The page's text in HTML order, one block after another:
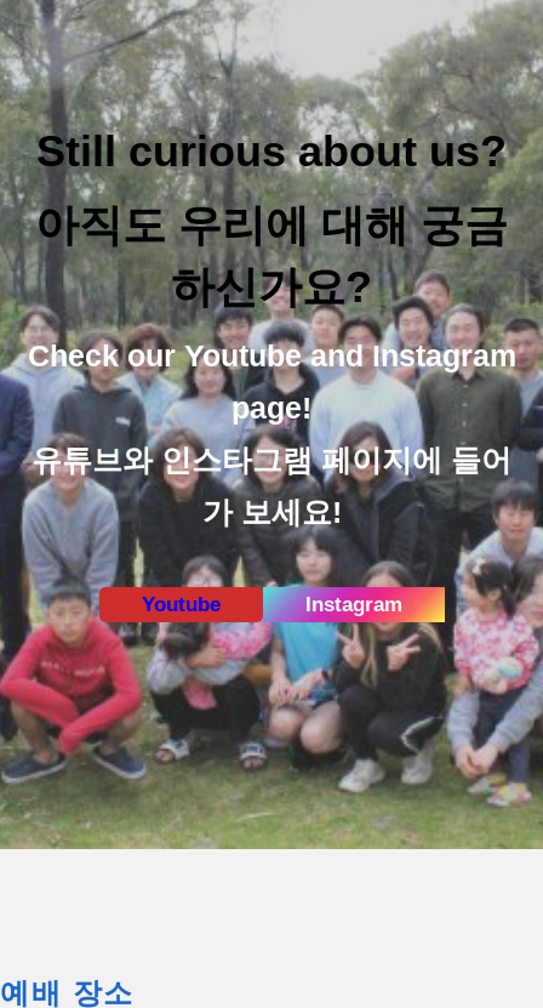
Still curious about us?
아직도 우리에 대해 궁금
하신가요?
Check our Youtube and Instagram
page!
유튜브와 인스타그램 페이지에 들어
가 보세요!
Youtube Instagram
예배 장소